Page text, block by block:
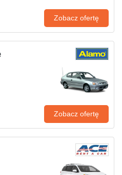
Zobacz ofertę
Zobacz ofertę